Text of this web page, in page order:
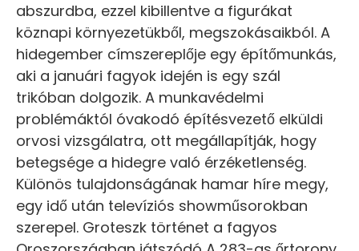
abszurdba, ezzel kibillentve a figurákat
köznapi környezetükből, megszokásaikból. A
hidegember címszereplője egy építőmunkás,
aki a januári fagyok idején is egy szál
trikóban dolgozik. A munkavédelmi
problémáktól óvakodó építésvezető elküldi
orvosi vizsgálatra, ott megállapítják, hogy
betegsége a hidegre való érzéketlenség.
Különös tulajdonságának hamar híre megy,
egy idő után televíziós showműsorokban
szerepel. Groteszk történet a fagyos